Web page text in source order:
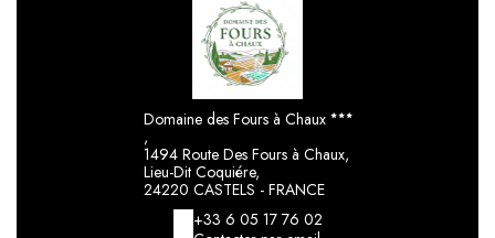
Domaine des Fours à Chaux
,
1494 Route Des Fours à Chaux,
Lieu-Dit Coquiére,
24220 CASTELS - FRANCE
+33 6 05 17 76 02